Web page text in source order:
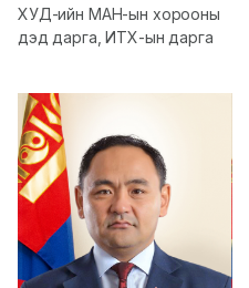
ХУД-ийн МАН-ын хорооны
дэд дарга, ИТХ-ын дарга